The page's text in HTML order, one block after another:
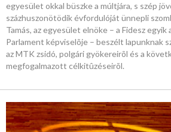
egyesület okkal büszke a múltjára, s szép
százhuszonötödik évfordulóját ünnepli
Tamás, az egyesület elnöke – a Fidesz egyik
Parlament képviselõje – beszélt lapunknak
az MTK zsidó, polgári gyökereirõl és a
megfogalmazott célkitûzéseirõl.